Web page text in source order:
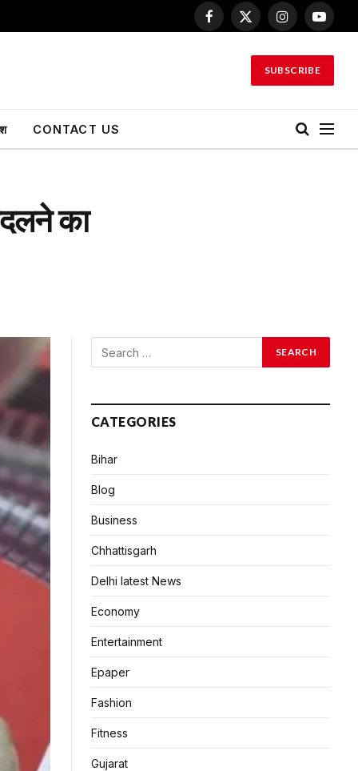
Facebook
X
Instagram
SUBSCRIBE
CONTACT US
का
CATEGORIES
Bihar
Blog
Business
Chhattisgarh
Delhi latest News
Economy
Entertainment
Epaper
Fashion
Fitness
Gujarat